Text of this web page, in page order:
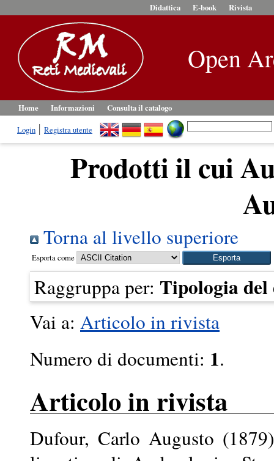
Didattica E-book Rivista
Open
Home Informazioni
Consulta il catalogo
Login
Registra utente
Prodotti il cui
Torna al livello superiore
Esporta come
Raggruppa per: Tipologia del
Vai a: Articolo in rivista
Numero di documenti: 1.
Articolo in rivista
Dufour, Carlo Augusto